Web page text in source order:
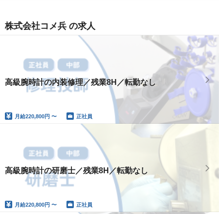
株式会社コメ兵 の求人
高級腕時計の内装修理／残業8H／転勤なし
月給220,800円 〜 正社員
高級腕時計の研磨士／残業8H／転勤なし
月給220,800円 〜 正社員